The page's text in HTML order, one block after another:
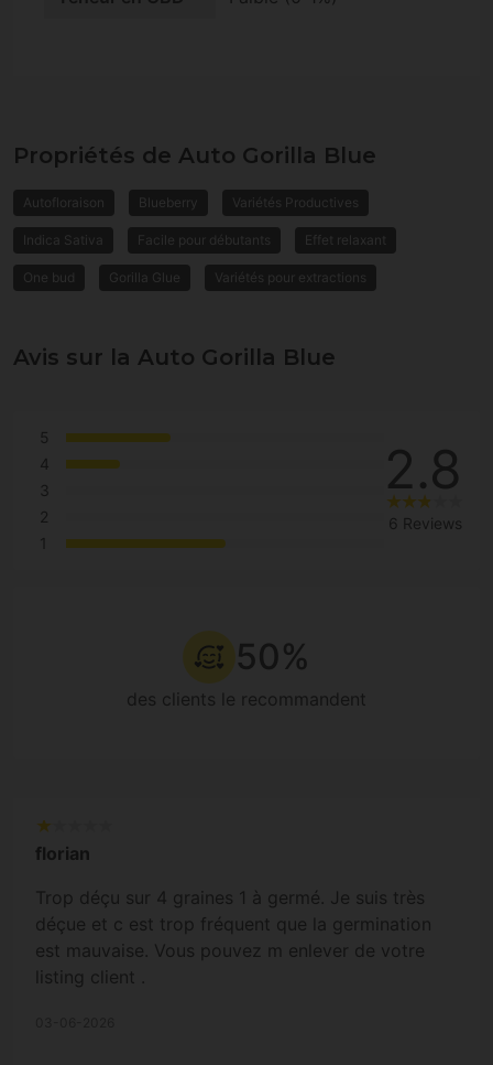
Propriétés de Auto Gorilla Blue
Autofloraison Blueberry Variétés Productives
Indica Sativa Facile pour débutants Effet relaxant
One bud Gorilla Glue Variétés pour extractions
Avis sur la Auto Gorilla Blue
5
4
3
2
1
2.8
6 Reviews
50%
des clients le recommandent
florian
Trop déçu sur 4 graines 1 à germé. Je suis très
déçue et c est trop fréquent que la germination
est mauvaise. Vous pouvez m enlever de votre
listing client .